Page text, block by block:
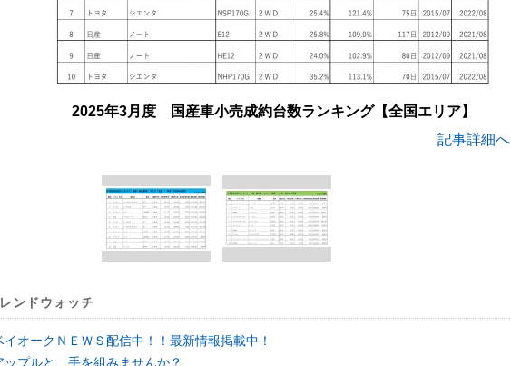
2025年3月度 国産車小売成約台数ランキング【全国エリア】
記事詳細へ
ンドウォッチ
イオークＮＥＷＳ配信中！！最新情報掲載中！
ップルと、手を組みませんか？